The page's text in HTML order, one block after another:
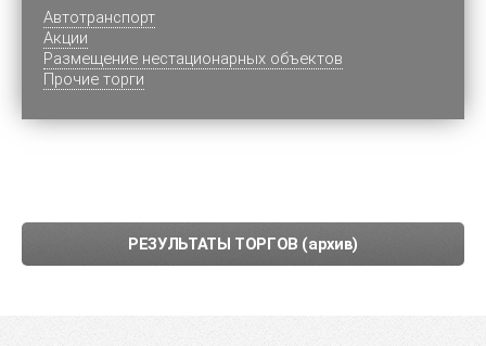
Автотранспорт
Акции
Размещение нестационарных объектов
Прочие торги
РЕЗУЛЬТАТЫ ТОРГОВ (архив)